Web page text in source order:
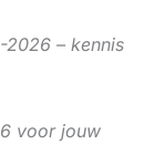
– kennis
voor jouw